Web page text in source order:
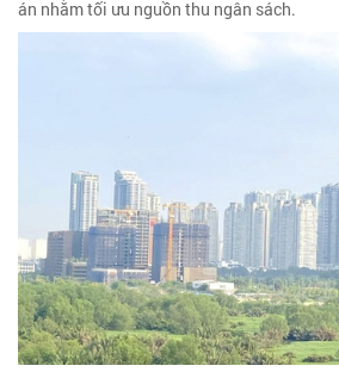
án nhằm tối ưu nguồn thu ngân sách.